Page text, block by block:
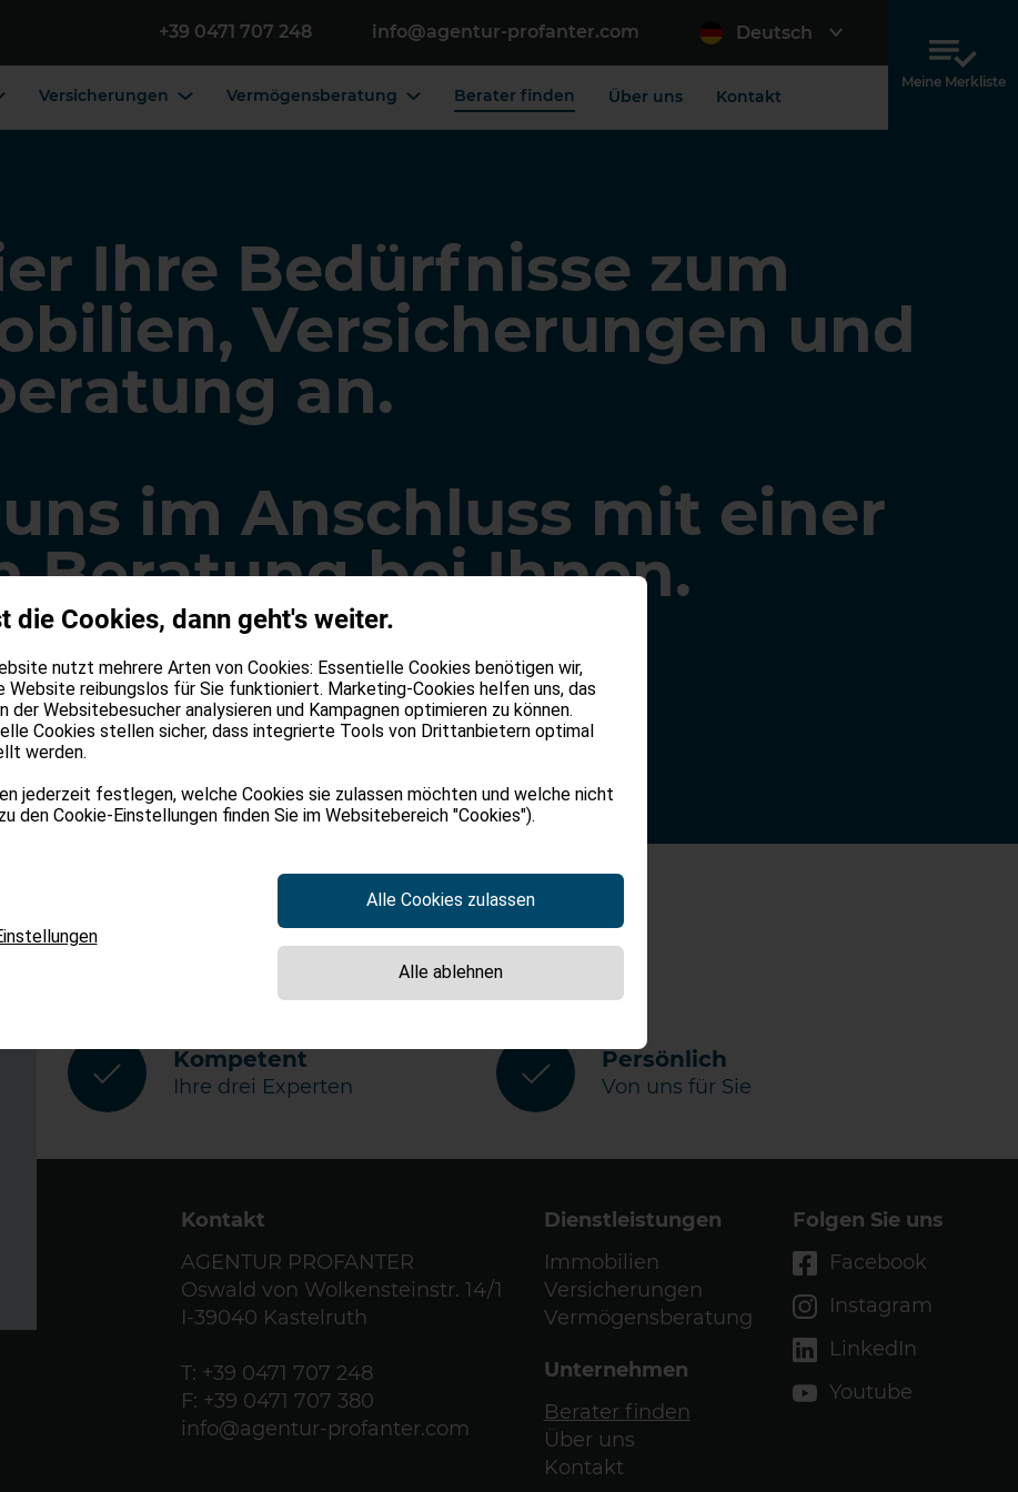
Meine Merkliste
+39 0471 707 248 info@agentur-profanter.com Deutsch
Versicherungen Vermögensberatung Berater finden Über uns Kontakt
Ihre Bedürfnisse zum
Versicherungen und
an.
im Anschluss mit einer
Beratung bei Ihnen.
Kompetent
Ihre drei Experten
Persönlich
Von uns für Sie
Kontakt
AGENTUR PROFANTER
Oswald von Wolkensteinstr. 14/1
I-39040 Kastelruth
T: +39 0471 707 248
F: +39 0471 707 380
info@agentur-profanter.com
Dienstleistungen
Immobilien
Versicherungen
Vermögensberatung
Unternehmen
Berater finden
Über uns
Kontakt
Folgen Sie uns
Facebook
Instagram
LinkedIn
Youtube
die Cookies, dann geht's weiter.
nutzt mehrere Arten von Cookies: Essentielle Cookies benötigen wir,
Website reibungslos für Sie funktioniert. Marketing-Cookies helfen uns, das
der Websitebesucher analysieren und Kampagnen optimieren zu können.
Cookies stellen sicher, dass integrierte Tools von Drittanbietern optimal
werden.
jederzeit festlegen, welche Cookies sie zulassen möchten und welche nicht
den Cookie-Einstellungen finden Sie im Websitebereich "Cookies").
Alle Cookies zulassen
Alle ablehnen
AUFNEHMEN